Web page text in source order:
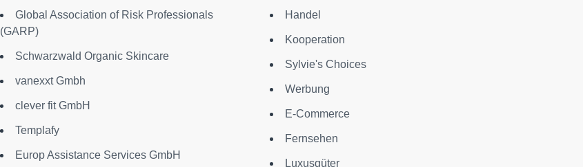
Global Association of Risk Professionals
(GARP)
Schwarzwald Organic Skincare
vanexxt Gmbh
clever fit GmbH
Templafy
Europ Assistance Services GmbH
Handel
Kooperation
Sylvie's Choices
Werbung
E-Commerce
Fernsehen
Luxusgüter